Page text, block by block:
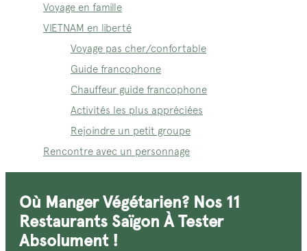
Voyage en famille
VIETNAM en liberté
Voyage pas cher/confortable
Guide francophone
Chauffeur guide francophone
Activités les plus appréciées
Rejoindre un petit groupe
Rencontre avec un personnage
Où Manger Végétarien? Nos 11
Restaurants Saïgon À Tester
Absolument !